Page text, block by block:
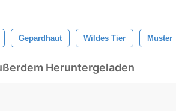
Gepardhaut Wildes Tier Muster
Heruntergeladen